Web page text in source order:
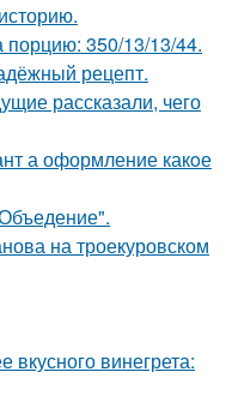
350/13/13/44.
рецепт.
рассказали, чего
а оформление какoе
на троекуровском
вкусного винегрета: